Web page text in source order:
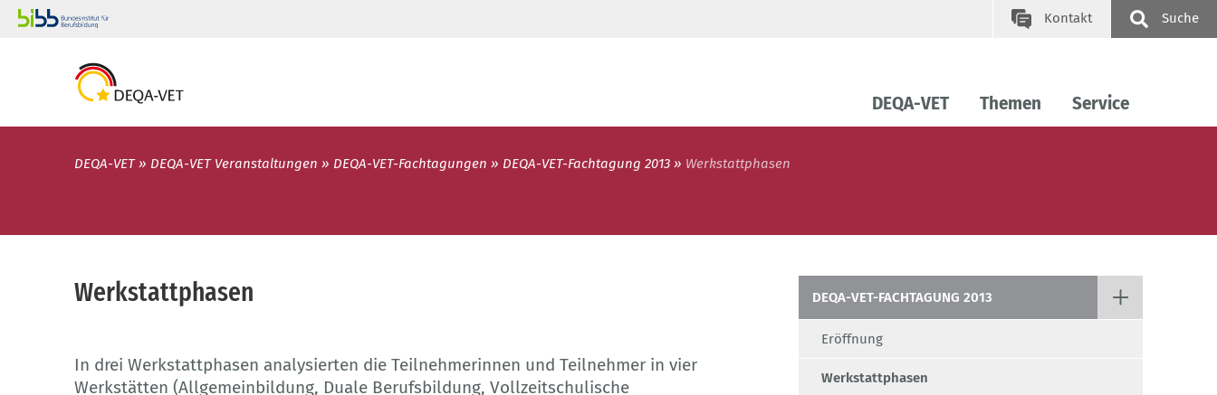
Kontakt Suche
DEQA-VET Themen Service
DEQA-VET DEQA-VET Veranstaltungen DEQA-VET-Fachtagungen DEQA-VET-Fachtagung 2013 Werkstattphasen
Werkstattphasen
In drei Werkstattphasen analysierten die Teilnehmerinnen und Teilnehmer in vier
Werkstätten (Allgemeinbildung, Duale Berufsbildung, Vollzeitschulische
DEQA-VET-FACHTAGUNG 2013
Eröffnung
Werkstattphasen